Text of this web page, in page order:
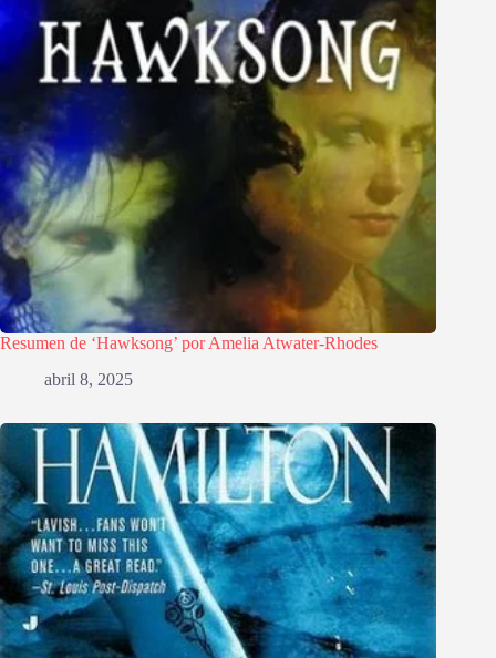
Resumen de ‘Hawksong’ por Amelia Atwater-Rhodes
abril 8, 2025